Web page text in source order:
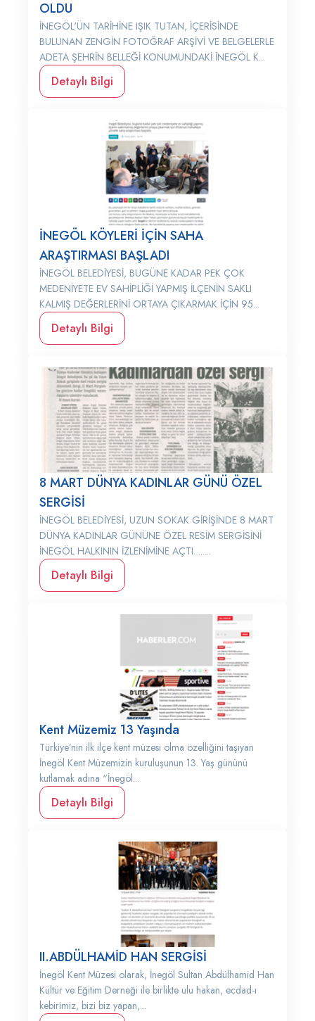
OLDU
İNEGÖL'ÜN TARİHİNE IŞIK TUTAN, İÇERİSİNDE
BULUNAN ZENGİN FOTOĞRAF ARŞİVİ VE BELGELERLE
ADETA ŞEHRİN BELLEĞİ KONUMUNDAKİ İNEGÖL K...
Detaylı Bilgi
İNEGÖL KÖYLERİ İÇİN SAHA
ARAŞTIRMASI BAŞLADI
İNEGÖL BELEDİYESİ, BUGÜNE KADAR PEK ÇOK
MEDENİYETE EV SAHİPLİĞİ YAPMIŞ İLÇENİN SAKLI
KALMIŞ DEĞERLERİNİ ORTAYA ÇIKARMAK İÇİN 95...
Detaylı Bilgi
8 MART DÜNYA KADINLAR GÜNÜ ÖZEL
SERGİSİ
İNEGÖL BELEDİYESİ, UZUN SOKAK GİRİŞİNDE 8 MART
DÜNYA KADINLAR GÜNÜNE ÖZEL RESİM SERGİSİNİ
İNEGÖL HALKININ İZLENİMİNE AÇTI. ......
Detaylı Bilgi
Kent Müzemiz 13 Yaşında
Türkiye’nin ilk ilçe kent müzesi olma özelliğini taşıyan
İnegöl Kent Müzemizin kuruluşunun 13. Yaş gününü
kutlamak adına “İnegöl...
Detaylı Bilgi
II.ABDÜLHAMİD HAN SERGİSİ
İnegöl Kent Müzesi olarak, İnegöl Sultan Abdülhamid Han
Kültür ve Eğitim Derneği ile birlikte ulu hakan, ecdad-ı
kebirimiz, bizi biz yapan,...